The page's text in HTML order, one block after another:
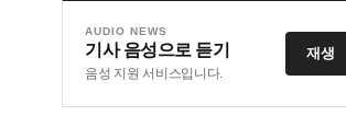
AUDIO NEWS
기사 음성으로 듣기
음성 지원 서비스입니다.
재생